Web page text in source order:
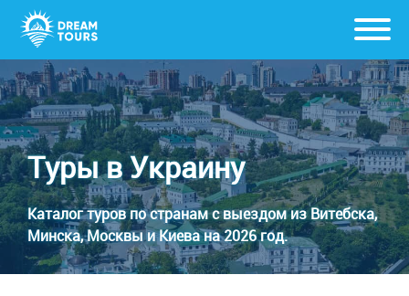
Туры в Украину
Каталог туров по странам с выездом из Витебска,
Минска, Москвы и Киева на 2026 год.